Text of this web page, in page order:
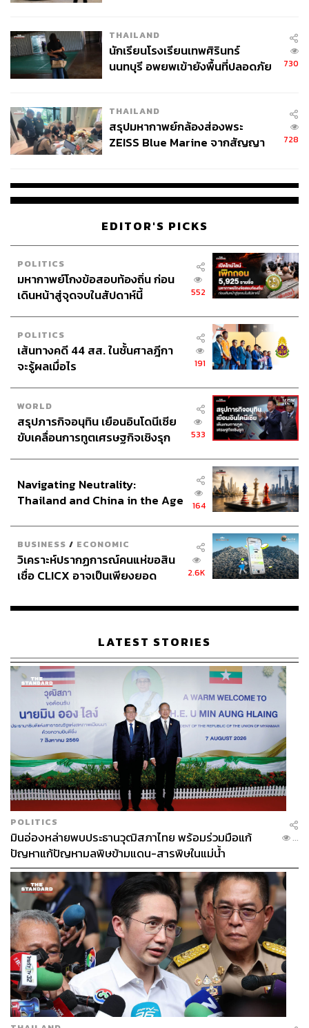
THAILAND
นักเรียนโรงเรียนเทพศิรินทร์
นนทบุรี อพยพเข้ายังพื้นที่ปลอดภัย
730
THAILAND
สรุปมหากาพย์กล้องส่องพระ
ZEISS Blue Marine จากสัญญา
จ่ายหนี้-แอบระบุแบรนด์
728
EDITOR'S PICKS
POLITICS
มหากาพย์โกงข้อสอบท้องถิ่น ก่อน
เดินหน้าสู่จุดจบในสัปดาห์นี้
552
POLITICS
เส้นทางคดี 44 สส. ในชั้นศาลฎีกา
จะรู้ผลเมื่อไร
191
WORLD
สรุปภารกิจอนุทิน เยือนอินโดนีเซีย
ขับเคลื่อนการทูตเศรษฐกิจเชิงรุก
533
Navigating Neutrality:
Thailand and China in the Age
164
BUSINESS / ECONOMIC
วิเคราะห์ปรากฏการณ์คนแห่ขอสิน
เชื่อ CLICX อาจเป็นเพียงยอด
เรือนไทยที่ถูกซุกไว้
2.6K
LATEST STORIES
POLITICS
มินอ่องหล่ายพบประธานวุฒิสภาไทย พร้อมร่วมมือแก้
ปัญหาแก้ปัญหามลพิษข้ามแดน-สารพิษในแม่น้ำ
...